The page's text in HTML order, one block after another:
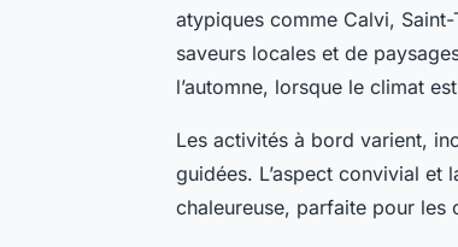
atypiques comme Calvi,
saveurs locales et de
l’automne, lorsque le climat
Les activités à bord varient,
guidées. L’aspect convivial et
chaleureuse, parfaite pour les